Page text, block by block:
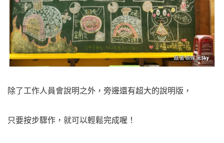
除了工作人員會說明之外，旁邊還有超大的說明版，
只要按步驟作，就可以輕鬆完成喔！